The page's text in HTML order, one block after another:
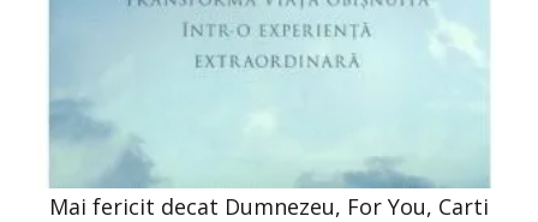
Mai fericit decat Dumnezeu, For You, Carti